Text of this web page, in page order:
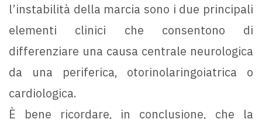
l’instabilità della marcia sono i due principali
elementi clinici che consentono di
differenziare una causa centrale neurologica
da una periferica, otorinolaringoiatrica o
cardiologica.
È bene ricordare, in conclusione, che la